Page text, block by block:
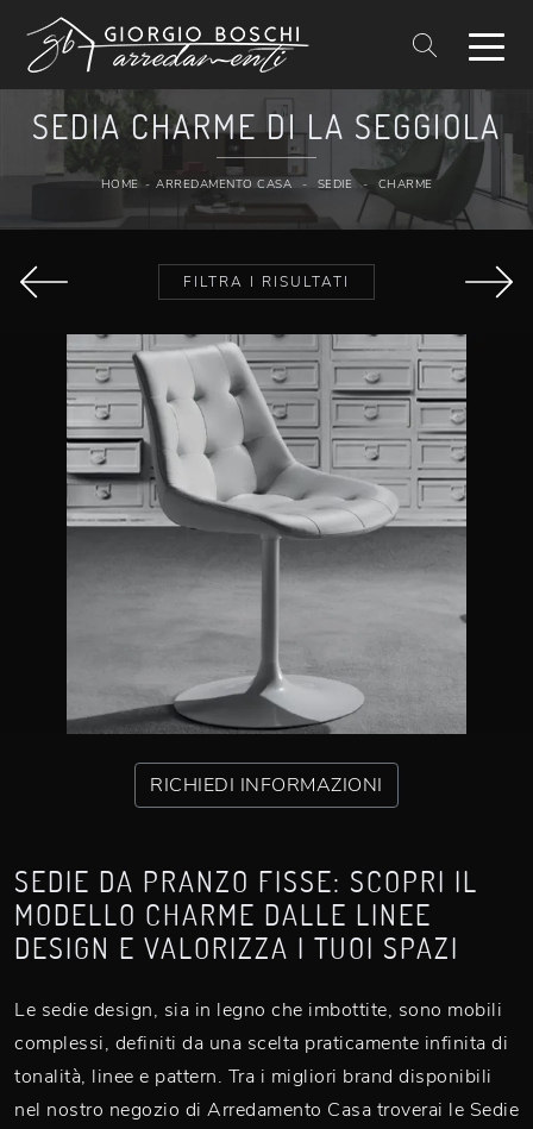
SEDIA CHARME DI LA SEGGIOLA
HOME - ARREDAMENTO CASA - SEDIE - CHARME
FILTRA I RISULTATI
RICHIEDI INFORMAZIONI
SEDIE DA PRANZO FISSE: SCOPRI IL
MODELLO CHARME DALLE LINEE
DESIGN E VALORIZZA I TUOI SPAZI
Le sedie design, sia in legno che imbottite, sono mobili
complessi, definiti da una scelta praticamente infinita di
tonalità, linee e pattern. Tra i migliori brand disponibili
nel nostro negozio di Arredamento Casa troverai le Sedie